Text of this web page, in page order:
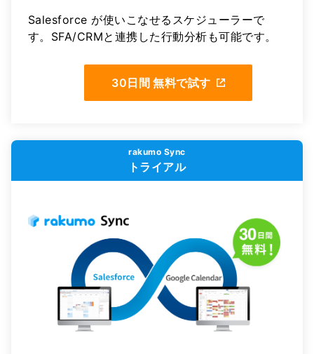
Salesforce が使いこなせるスケジューラーで
す。SFA/CRMと連携した行動分析も可能です。
30日間 無料で試す
rakumo Sync
トライアル